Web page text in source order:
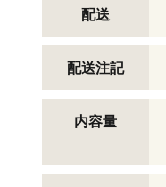
配送
配送注記
内容量